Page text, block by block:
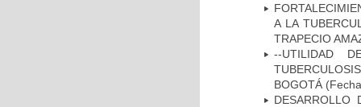
A LA
TRAPECIO
--UTILIDAD
BOGOTÁ